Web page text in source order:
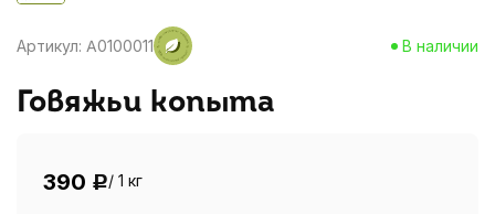
Артикул: A0100011 В наличии
Говяжьи копыта
390 Р/ 1 кг